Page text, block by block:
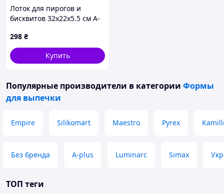
Лоток для пирогов и
бисквитов 32х22х5.5 см A-
298 ₴
Купить
Популярные производители в категории Формы
для выпечки
Empire Silikomart Maestro Pyrex
Без бренда A-plus Luminarc Simax
ТОП теги